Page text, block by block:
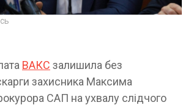
ВАКС залишила без
захисника Максима
САП на ухвалу слідчого